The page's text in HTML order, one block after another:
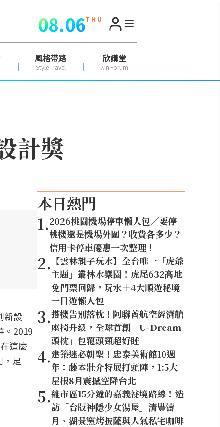
08.06T H U
風格帶路
Style Travel
欣講堂
Xin Forum
計獎
新設
。2019
這麼
，是
本日熱門
1.2026桃園機場停車懶人包／要停
桃機還是機場外圍？收費各多少？
信用卡停車優惠一次整理！
2. 【雲林親子玩水】全台唯一「虎爺
主題」叢林水樂園！虎尾632高地
免門票回歸，玩水＋4大順遊秘境
一日遊懶人包
3.搭機告別落枕！阿聯酋航空經濟艙
座椅升級，全球首創「U-Dream
頭枕」包覆頭頸超好睡
4.建築迷必朝聖！忠泰美術館10週
年：藤本壯介特展打頭陣，1:5大
屋根8月震撼空降台北
5.離市區15分鐘的嘉義祕境路線！造
訪「台版神隱少女湯屋」清豐濤
月、湖景窯烤披薩與人氣私宅咖啡